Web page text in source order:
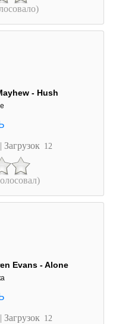
- Hush
| Загрузок 12
Evans - Alone
| Загрузок 12